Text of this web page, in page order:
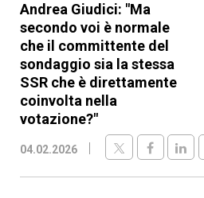
Andrea Giudici: "Ma
secondo voi è normale
che il committente del
sondaggio sia la stessa
SSR che è direttamente
coinvolta nella
votazione?"
04.02.2026